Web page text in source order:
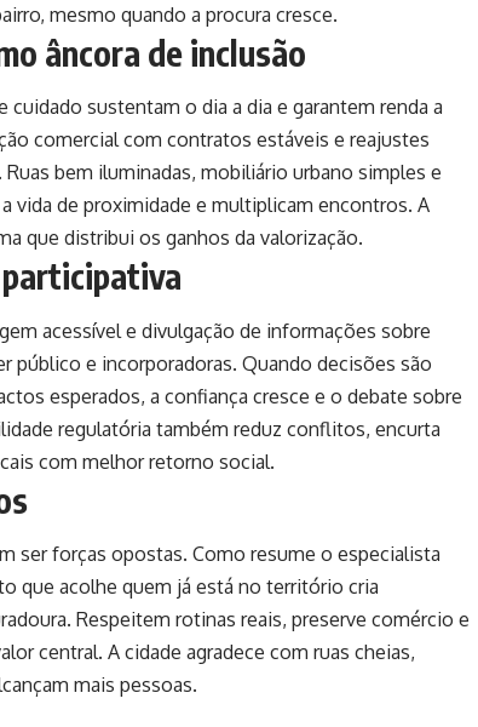
mesmo quando a procura cresce.
âncora de inclusão
cuidado sustentam o dia a dia e garantem renda a
comercial com contratos estáveis e reajustes
bem iluminadas, mobiliário urbano simples e
vida de proximidade e multiplicam encontros. A
que distribui os ganhos da valorização.
participativa
acessível e divulgação de informações sobre
público e incorporadoras. Quando decisões são
esperados, a confiança cresce e o debate sobre
regulatória também reduz conflitos, encurta
com melhor retorno social.
ser forças opostas. Como resume o especialista
que acolhe quem já está no território cria
Respeitem rotinas reais, preserve comércio e
central. A cidade agradece com ruas cheias,
mais pessoas.